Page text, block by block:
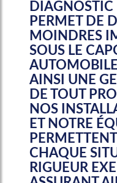
PERMET DE
MOINDRES
SOUS LE
AINSI UNE
DE TOUT
NOS
ET NOTRE
CHAQUE
RIGUEUR